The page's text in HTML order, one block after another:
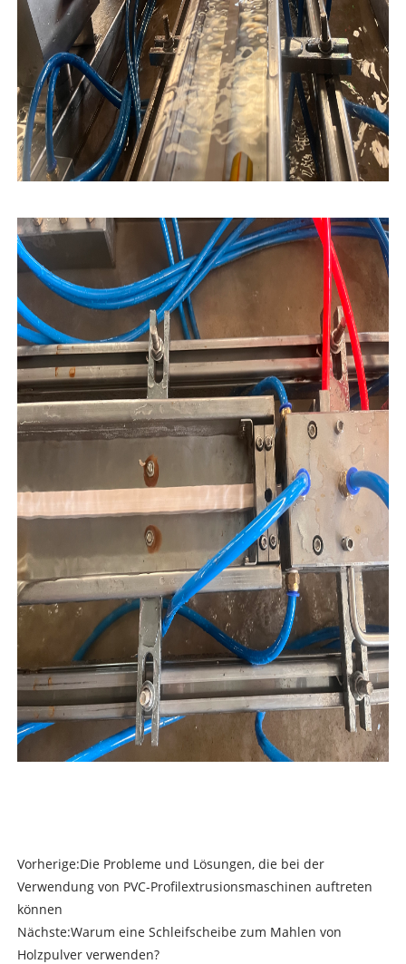
Vorherige:Die Probleme und Lösungen, die bei der
Verwendung von PVC-Profilextrusionsmaschinen auftreten
können
Nächste:Warum eine Schleifscheibe zum Mahlen von
Holzpulver verwenden?